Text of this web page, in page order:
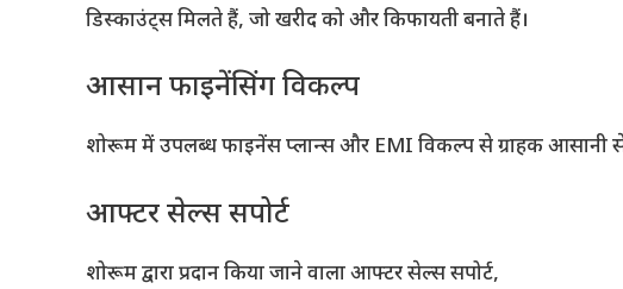
डिस्काउंट्स मिलते हैं, जो खरीद को और किफायती बनाते हैं।
आसान फाइनेंसिंग विकल्प
शोरूम में उपलब्ध फाइनेंस प्लान्स और EMI विकल्प से ग्राहक आसानी
आफ्टर सेल्स सपोर्ट
शोरूम द्वारा प्रदान किया जाने वाला आफ्टर सेल्स सपोर्ट,